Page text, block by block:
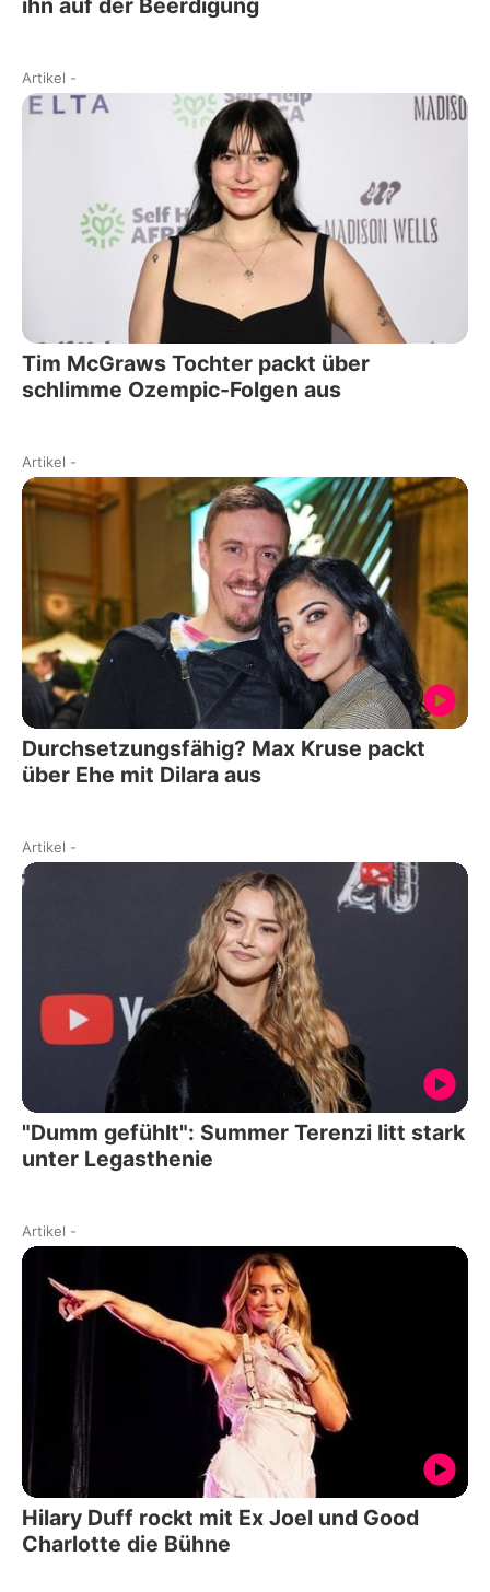
Artikel -
Tim McGraws Tochter packt über
schlimme Ozempic-Folgen aus
Artikel -
Durchsetzungsfähig? Max Kruse packt
über Ehe mit Dilara aus
Artikel -
"Dumm gefühlt": Summer Terenzi litt stark
unter Legasthenie
Artikel -
Hilary Duff rockt mit Ex Joel und Good
Charlotte die Bühne